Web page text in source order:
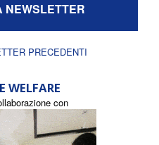
NEWSLETTER
PRECEDENTI
WELFARE
con